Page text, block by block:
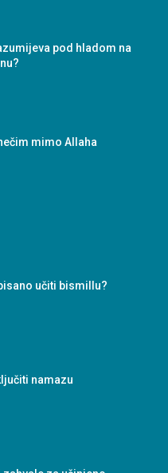
pod hladom na
mimo Allaha
učiti bismillu?
namazu